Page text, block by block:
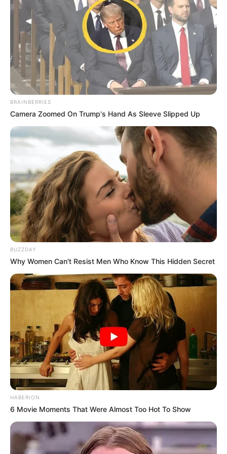
BRAINBERRIES
Camera Zoomed On Trump's Hand As Sleeve Slipped Up
BUZZDAY
Why Women Can't Resist Men Who Know This Hidden Secret
HABERION
6 Movie Moments That Were Almost Too Hot To Show